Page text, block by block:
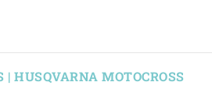
HUSQVARNA MOTOCROSS